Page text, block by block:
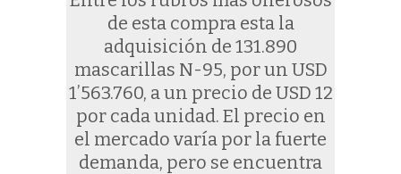
de esta compra esta la
adquisición de 131.890
mascarillas N-95, por un USD
1’563.760, a un precio de USD 12
por cada unidad. El precio en
el mercado varía por la fuerte
demanda, pero se encuentra